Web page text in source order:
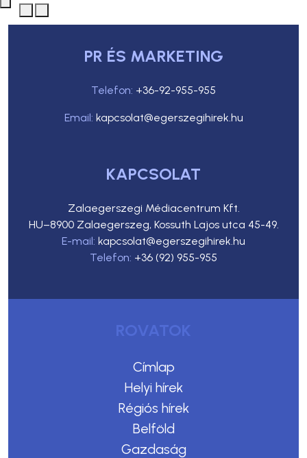
PR ÉS MARKETING
Telefon: +36-92-955-955
Email: kapcsolat@egerszegihirek.hu
KAPCSOLAT
Zalaegerszegi Médiacentrum Kft.
HU–8900 Zalaegerszeg, Kossuth Lajos utca 45-49.
E-mail: kapcsolat@egerszegihirek.hu
Telefon: +36 (92) 955-955
ROVATOK
Címlap
Helyi hírek
Régiós hírek
Belföld
Gazdaság